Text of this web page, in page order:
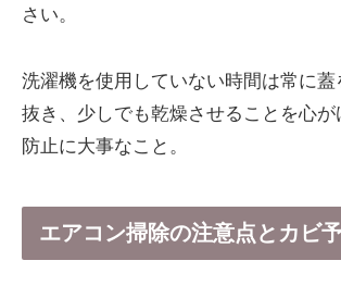
さい。
洗濯機を使用していない時間は常に
抜き、少しでも乾燥させることを心
防止に大事なこと。
エアコン掃除の注意点とカビ